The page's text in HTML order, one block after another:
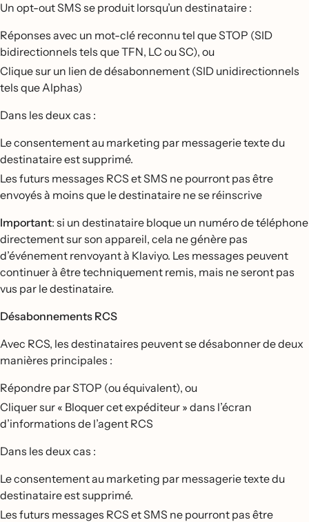
Un opt-out SMS se produit lorsqu’un destinataire :
Réponses avec un mot-clé reconnu tel que STOP (SID
bidirectionnels tels que TFN, LC ou SC), ou
Clique sur un lien de désabonnement (SID unidirectionnels
tels que Alphas)
Dans les deux cas :
Le consentement au marketing par messagerie texte du
destinataire est supprimé.
Les futurs messages RCS et SMS ne pourront pas être
envoyés à moins que le destinataire ne se réinscrive
Important: si un destinataire bloque un numéro de téléphone
directement sur son appareil, cela ne génère pas
d’événement renvoyant à Klaviyo. Les messages peuvent
continuer à être techniquement remis, mais ne seront pas
vus par le destinataire.
Désabonnements RCS
Avec RCS, les destinataires peuvent se désabonner de deux
manières principales :
Répondre par STOP (ou équivalent), ou
Cliquer sur « Bloquer cet expéditeur » dans l’écran
d’informations de l’agent RCS
Dans les deux cas :
Le consentement au marketing par messagerie texte du
destinataire est supprimé.
Les futurs messages RCS et SMS ne pourront pas être